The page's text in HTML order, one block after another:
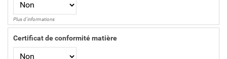
Plus d'informations
Certificat de conformité matière